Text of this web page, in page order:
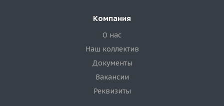
Компания
О нас
Наш коллектив
Документы
Вакансии
Реквизиты